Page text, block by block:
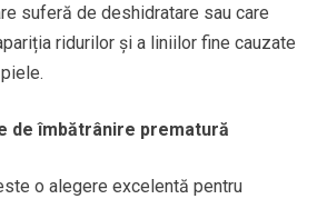
suferă de deshidratare sau care
ridurilor și a liniilor fine cauzate
de îmbătrânire prematură
o alegere excelentă pentru